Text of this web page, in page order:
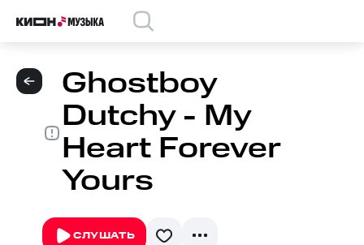
Ghostboy
Dutchy - My
Heart Forever
Yours
СЛУШАТЬ